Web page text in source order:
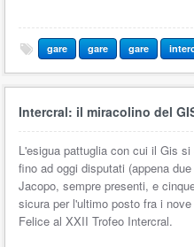
gare gare gare
Intercral: il miracolino del
L'esigua pattuglia con cui il Gis
fino ad oggi disputati (appena
Jacopo, sempre presenti, e
sicura per l'ultimo posto fra i
Felice al XXII Trofeo Intercral.